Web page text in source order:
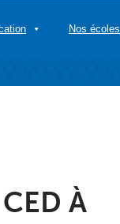
Nos écoles
À